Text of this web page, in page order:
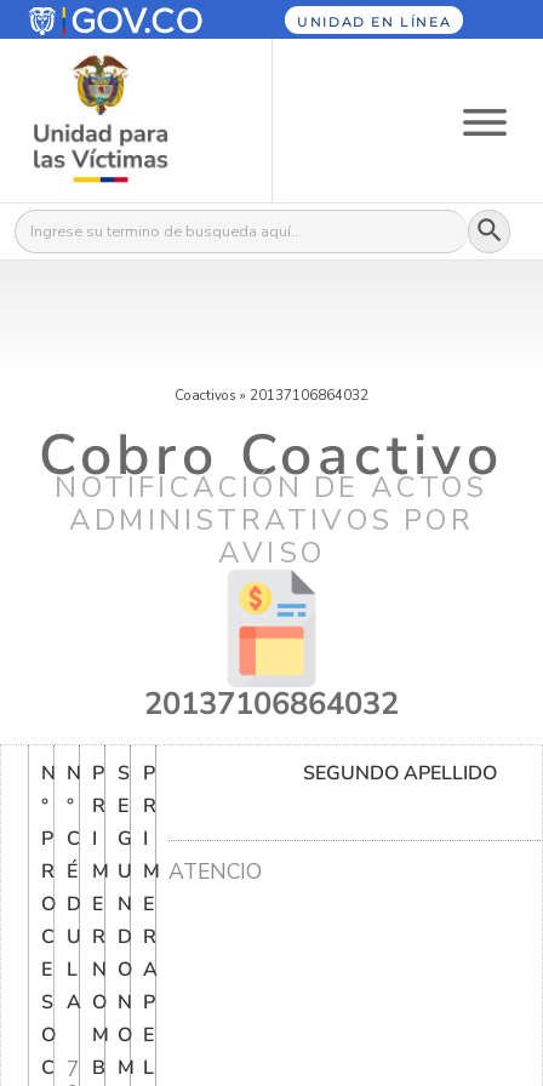
UNIDAD EN LÍNEA
Buscar: Botón
Coactivos » 20137106864032
Cobro Coactivo
NOTIFICACIÓN DE ACTOS
ADMINISTRATIVOS POR
AVISO
20137106864032
N
°
P
R
O
C
E
S
O
C
N
°
C
É
D
U
L
A
7
P
R
I
M
E
R
N
O
M
B
S
E
G
U
N
D
O
N
O
M
P
R
I
M
E
R
A
P
E
L
SEGUNDO APELLIDO
ATENCIO